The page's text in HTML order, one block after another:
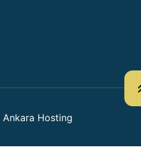
Ankara Hosting